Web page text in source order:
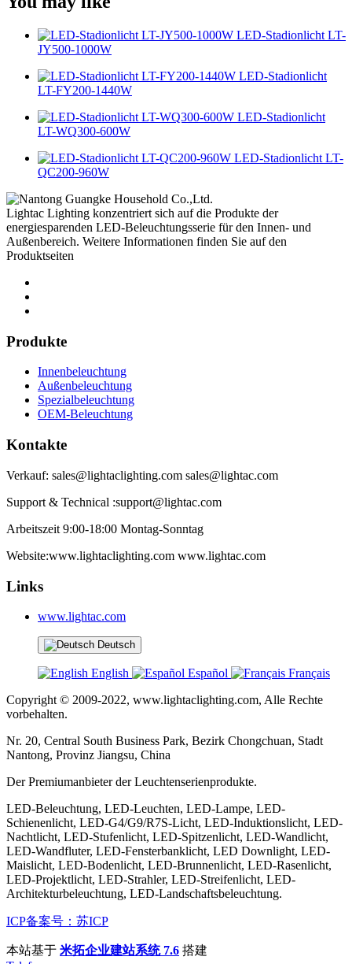
LED-Stadionlicht LT-
JY500-1000W
LED-Stadionlicht
LT-FY200-1440W
LED-Stadionlicht
LT-WQ300-600W
LED-Stadionlicht LT-
QC200-960W
Lightac Lighting konzentriert sich auf die Produkte der
energiesparenden LED-Beleuchtungsserie für den Innen- und
Außenbereich. Weitere Informationen finden Sie auf den
Produktseiten
Produkte
Innenbeleuchtung
Außenbeleuchtung
Spezialbeleuchtung
OEM-Beleuchtung
Kontakte
Verkauf: sales@lightaclighting.com sales@lightac.com
Support & Technical :support@lightac.com
Arbeitszeit 9:00-18:00 Montag-Sonntag
Website:www.lightaclighting.com www.lightac.com
Links
www.lightac.com
Deutsch
English Español
Français
Copyright © 2009-2022, www.lightaclighting.com, Alle Rechte
vorbehalten.
Nr. 20, Central South Business Park, Bezirk Chongchuan, Stadt
Nantong, Provinz Jiangsu, China
Der Premiumanbieter der Leuchtenserienprodukte.
LED-Beleuchtung, LED-Leuchten, LED-Lampe, LED-
Schienenlicht, LED-G4/G9/R7S-Licht, LED-Induktionslicht, LED-
Nachtlicht, LED-Stufenlicht, LED-Spitzenlicht, LED-Wandlicht,
LED-Wandfluter, LED-Fensterbanklicht, LED Downlight, LED-
Maislicht, LED-Bodenlicht, LED-Brunnenlicht, LED-Rasenlicht,
LED-Projektlicht, LED-Strahler, LED-Streifenlicht, LED-
Architekturbeleuchtung, LED-Landschaftsbeleuchtung.
ICP备案号：苏ICP
本站基于 米拓企业建站系统 7.6 搭建